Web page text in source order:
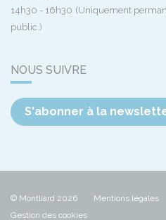
14h30 - 16h30 (Uniquement
public.)
NOUS SUIVRE
S'abonner à la
© Montliard 2026 Mentions légales
Gestion des cookies